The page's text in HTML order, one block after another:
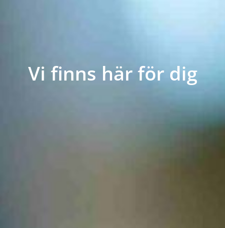
Vi finns här för dig